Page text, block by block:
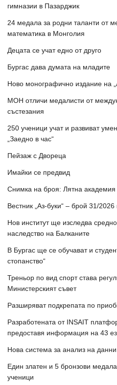
гимназии в Пазарджик
24 медала за родни таланти от
математика в Монголия
Децата се учат едно от друго
Бургас дава думата на младите
Ново монографично издание на
МОН отличи медалисти от
състезания
250 ученици учат и развиват
„Заедно в час“
Пейзаж с Двореца
Имайки се предвид
Снимка на броя: Лятна академия
Вестник „Аз-буки“ – брой 31/2026
Нов институт ще изследва
наследство на Балканите
В Бургас ще се обучават и
стопанство“
Треньор по вид спорт става
Министерският съвет
Разширяват подкрепата по
Разработената от INSAIT
предоставя информация на 43
Нова система за анализ на
Един златен и 5 бронзови
ученици